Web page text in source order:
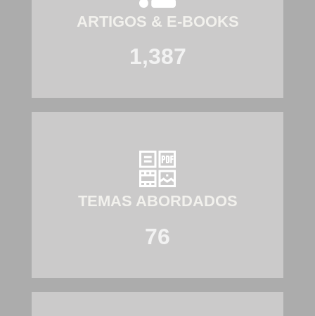
ARTIGOS & E-BOOKS
1,387
TEMAS ABORDADOS
76